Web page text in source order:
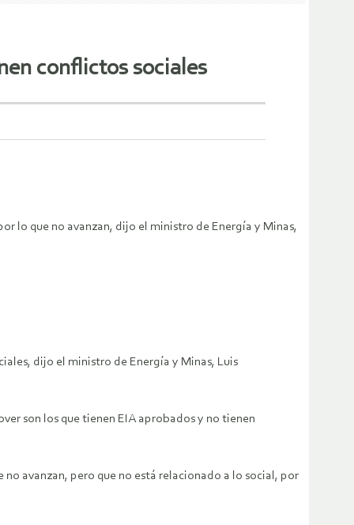
conflictos sociales
lo que no avanzan, dijo el ministro de Energía y Minas,
dijo el ministro de Energía y Minas, Luis
son los que tienen EIA aprobados y no tienen
avanzan, pero que no está relacionado a lo social, por